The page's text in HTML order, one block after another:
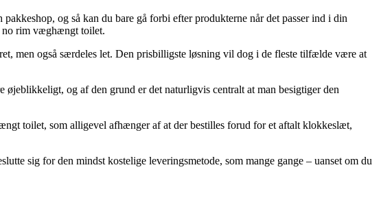
og så kan du bare gå forbi efter produkterne når det passer ind i din
no rim væghængt toilet.
men også særdeles let. Den prisbilligste løsning vil dog i de fleste tilfælde være at
og af den grund er det naturligvis centralt at man besigtiger den
toilet, som alligevel afhænger af at der bestilles forud for et aftalt klokkeslæt,
sig for den mindst kostelige leveringsmetode, som mange gange – uanset om du